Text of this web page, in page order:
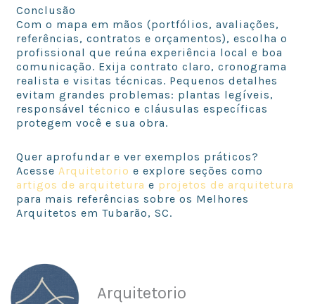
Conclusão
Com o mapa em mãos (portfólios, avaliações,
referências, contratos e orçamentos), escolha o
profissional que reúna experiência local e boa
comunicação. Exija contrato claro, cronograma
realista e visitas técnicas. Pequenos detalhes
evitam grandes problemas: plantas legíveis,
responsável técnico e cláusulas específicas
protegem você e sua obra.
Quer aprofundar e ver exemplos práticos?
Acesse Arquitetorio e explore seções como
artigos de arquitetura e projetos de arquitetura
para mais referências sobre os Melhores
Arquitetos em Tubarão, SC.
Arquitetorio